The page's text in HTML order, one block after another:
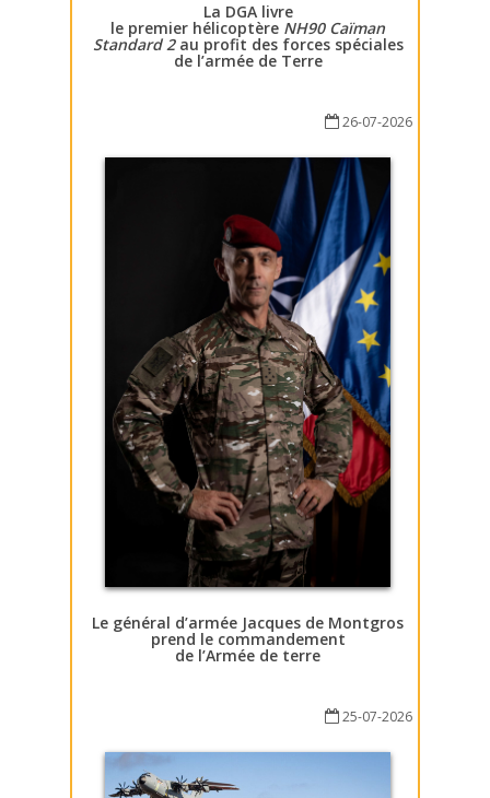
La DGA livre
le premier hélicoptère NH90 Caïman
Standard 2au profit des forces spéciales
de l’armée de Terre
26-07-2026
Le général d’armée Jacques de Montgros
prend le commandement
de l’Armée de terre
25-07-2026